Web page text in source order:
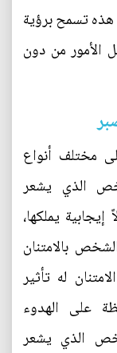
هذه تسمح برؤية
الأمور من دون
مختلف أنواع
الذي يشعر
يملكها،
بالامتنان
له تأثير
على الهدوء
الذي يشعر